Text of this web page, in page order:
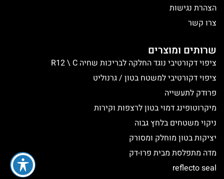
הצהרת נגישות
צרו קשר
שרותים ומוצרים
ציפוי דקורטיבי נוגד החלקה לבריכות שחיה R12 \ C
ציפוי דקורטיבי למשטח בטון / גרנוליט
פרודק לתעשייה
מיקרוטופינג דמוי בטון לרצפות וקירות
ניקוי משטחים בלחץ גבוה
יציקות בטון מוחלק ומסורק
מדה מתפלסת מבית פרו-דק
reflecto seal